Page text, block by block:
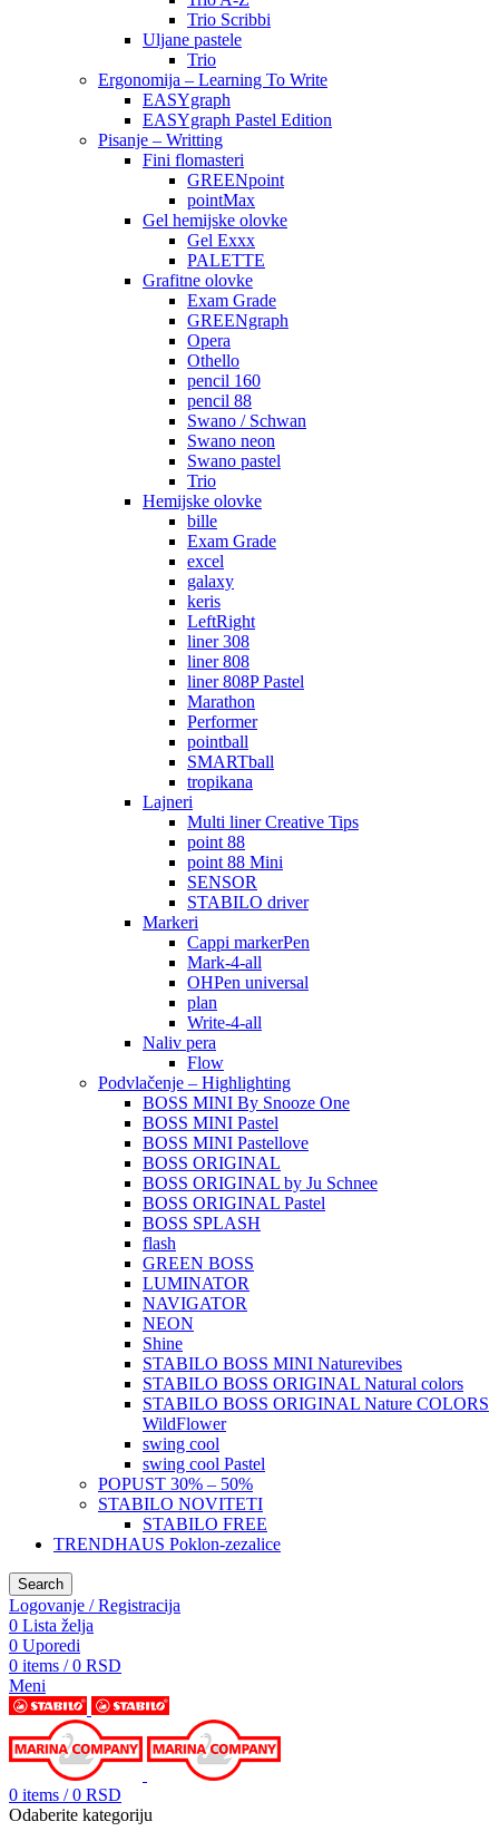
Trio Scribbi
Uljane pastele
Trio
Ergonomija – Learning To Write
EASYgraph
EASYgraph Pastel Edition
Pisanje – Writting
Fini flomasteri
GREENpoint
pointMax
Gel hemijske olovke
Gel Exxx
PALETTE
Grafitne olovke
Exam Grade
GREENgraph
Opera
Othello
pencil 160
pencil 88
Swano / Schwan
Swano neon
Swano pastel
Trio
Hemijske olovke
bille
Exam Grade
excel
galaxy
keris
LeftRight
liner 308
liner 808
liner 808P Pastel
Marathon
Performer
pointball
SMARTball
tropikana
Lajneri
Multi liner Creative Tips
point 88
point 88 Mini
SENSOR
STABILO driver
Markeri
Cappi markerPen
Mark-4-all
OHPen universal
plan
Write-4-all
Naliv pera
Flow
Podvlačenje – Highlighting
BOSS MINI By Snooze One
BOSS MINI Pastel
BOSS MINI Pastellove
BOSS ORIGINAL
BOSS ORIGINAL by Ju Schnee
BOSS ORIGINAL Pastel
BOSS SPLASH
flash
GREEN BOSS
LUMINATOR
NAVIGATOR
NEON
Shine
STABILO BOSS MINI Naturevibes
STABILO BOSS ORIGINAL Natural colors
STABILO BOSS ORIGINAL Nature COLORS
WildFlower
swing cool
swing cool Pastel
POPUST 30% – 50%
STABILO NOVITETI
STABILO FREE
TRENDHAUS Poklon-zezalice
Search
Logovanje / Registracija
0 Lista želja
0 Uporedi
0 items / 0 RSD
Meni
0 items / 0 RSD
Odaberite kategoriju